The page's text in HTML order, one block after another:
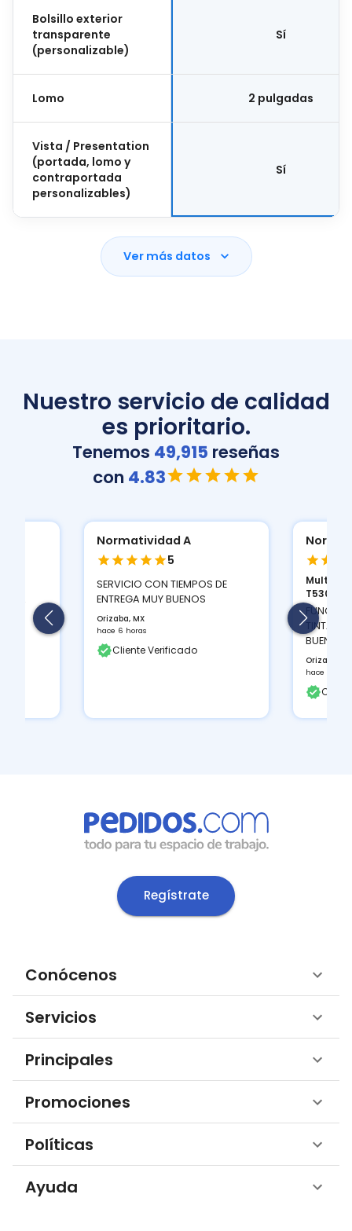
Bolsillo exterior
transparente
(personalizable)
Sí
Lomo 2 pulgadas
Vista / Presentation
(portada, lomo y
contraportada
personalizables)
Sí
Ver más datos
Nuestro servicio de calidad
es prioritario.
Tenemos 49,915 reseñas
con 4.83
Normatividad A
5
SERVICIO CON TIEMPOS DE
ENTREGA MUY BUENOS
Orizaba, MX
hace 6 horas
Cliente Verificado
T530D...
TINTAS
BUEN
Orizaba,
hace 6
Regístrate
Conócenos
Servicios
Principales
Promociones
Políticas
Ayuda